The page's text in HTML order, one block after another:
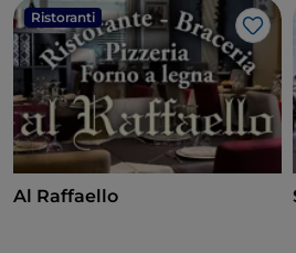
Ristoranti
Like
Al Raffaello